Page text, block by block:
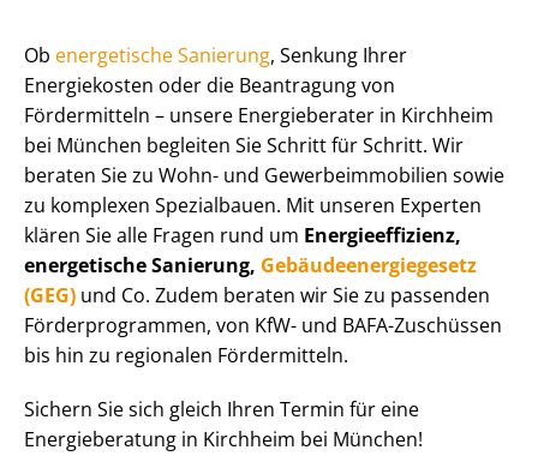
Ob energetische Sanierung, Senkung Ihrer
Energiekosten oder die Beantragung von
Fördermitteln – unsere Energieberater in Kirchheim
bei München begleiten Sie Schritt für Schritt. Wir
beraten Sie zu Wohn- und Ge­wer­be­im­mo­bi­li­en sowie
zu komplexen Spezialbauen. Mit unseren Experten
klären Sie alle Fragen rund um En­er­gie­ef­fi­zi­enz,
energetische Sanierung, Ge­bäu­de­en­er­gie­ge­setz
(GEG) und Co. Zudem beraten wir Sie zu passenden
För­der­pro­gram­men, von KfW- und BAFA-Zuschüssen
bis hin zu regionalen Fördermitteln.
Sichern Sie sich gleich Ihren Termin für eine
Energieberatung in Kirchheim bei München!